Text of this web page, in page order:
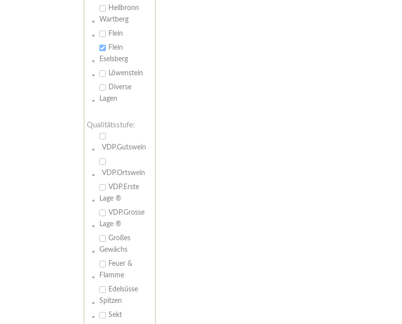
Heilbronn
Wartberg
Flein
Flein
Eselsberg
Löwenstein
Diverse
Lagen
Qualitätsstufe:
VDP.Gutswein
VDP.Ortswein
VDP.Erste
Lage ®
VDP.Grosse
Lage ®
Großes
Gewächs
Feuer &
Flamme
Edelsüsse
Spitzen
Sekt